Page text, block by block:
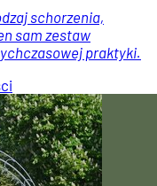
schorzenia,
sam zestaw
praktyki.